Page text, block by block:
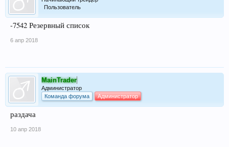
Пользователь
-7542 Резервный список
6 апр 2018
MainTrader
Администратор
Команда форума
Администратор
раздача
10 апр 2018